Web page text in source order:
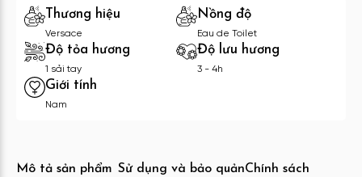
Thương hiệu
Versace
Nồng độ
Eau de Toilet
Độ tỏa hương
1 sải tay
Độ lưu hương
3 - 4h
Giới tính
Nam
Mô tả sản phẩm Sử dụng và bảo quảnChính sách